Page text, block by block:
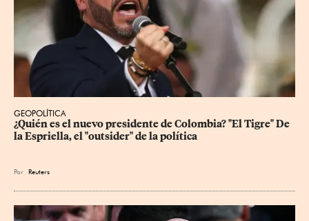
GEOPOLÍTICA
¿Quién es el nuevo presidente de Colombia? "El Tigre" De
la Espriella, el "outsider" de la política
Por Reuters